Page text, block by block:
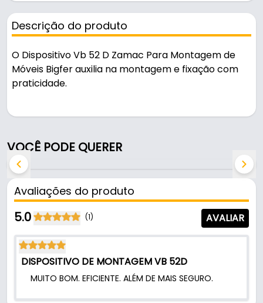
Descrição do produto
O Dispositivo Vb 52 D Zamac Para Montagem de
Móveis Bigfer auxilia na montagem e fixação com
praticidade.
Fabricado em Zamac com acabamento niquelado,
é resistente e durável no uso diário.
Características:
- Marca: Bigfer
- Modelo: VB 52
- Material: Zamac
- Acabamento: Niquelado
- Diâmetro de furação: 15 mm
- Aplicação: União oculta de painéis na montagem
de móveis
VOCÊ PODE QUERER
Avaliações do produto
5.0 (1) AVALIAR
DISPOSITIVO DE MONTAGEM VB 52D
MUITO BOM. EFICIENTE. ALÉM DE MAIS SEGURO.